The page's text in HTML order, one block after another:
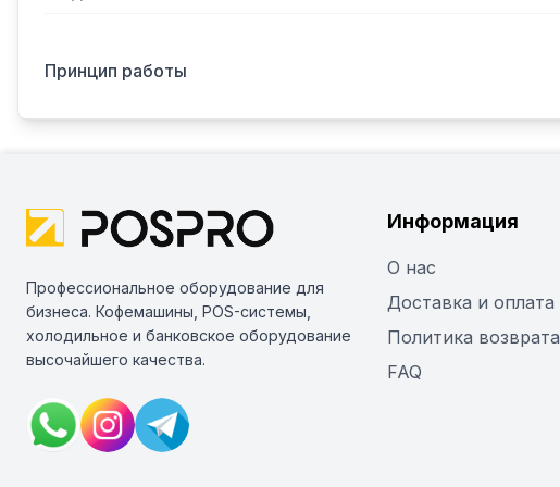
Принцип работы
Профессиональное оборудование для
бизнеса. Кофемашины, POS-системы,
холодильное и банковское оборудование
высочайшего качества.
Информация
О нас
Доставка и оплата
Политика возврата
FAQ